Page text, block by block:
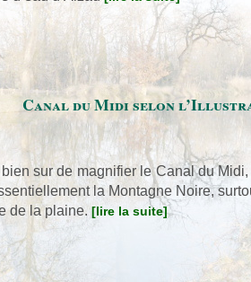
Canal du Midi selon
sur de magnifier le Canal du
la Montagne Noire,
de la plaine.[lire la suite]